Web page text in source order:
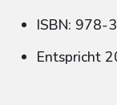
ISBN:
Entspricht